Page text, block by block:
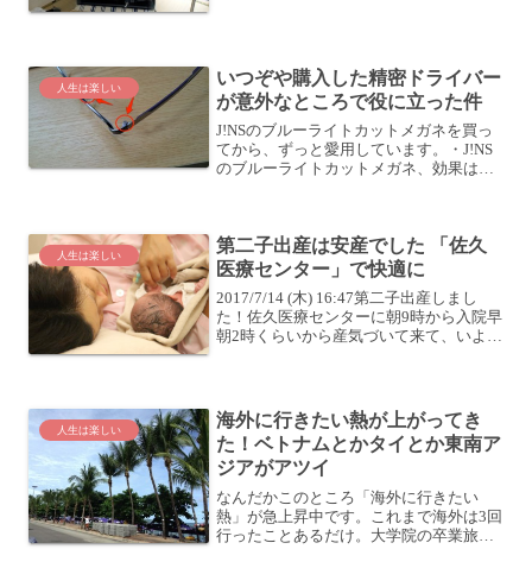
人生は楽しい
いつぞや購入した精密ドライバー
が意外なところで役に立った件
J!NSのブルーライトカットメガネを買っ
てから、ずっと愛用しています。・J!NS
のブルーライトカットメガネ、効果はい
ところ、...
人生は楽しい
第二子出産は安産でした 「佐久
医療センター」で快適に
2017/7/14 (木) 16:47第二子出産しまし
た！佐久医療センターに朝9時から入院早
朝2時くらいから産気づいて来て、いよい
人生は楽しい
海外に行きたい熱が上がってき
た！ベトナムとかタイとか東南ア
ジアがアツイ
なんだかこのところ「海外に行きたい
熱」が急上昇中です。これまで海外は3回
行ったことあるだけ。大学院の卒業旅行